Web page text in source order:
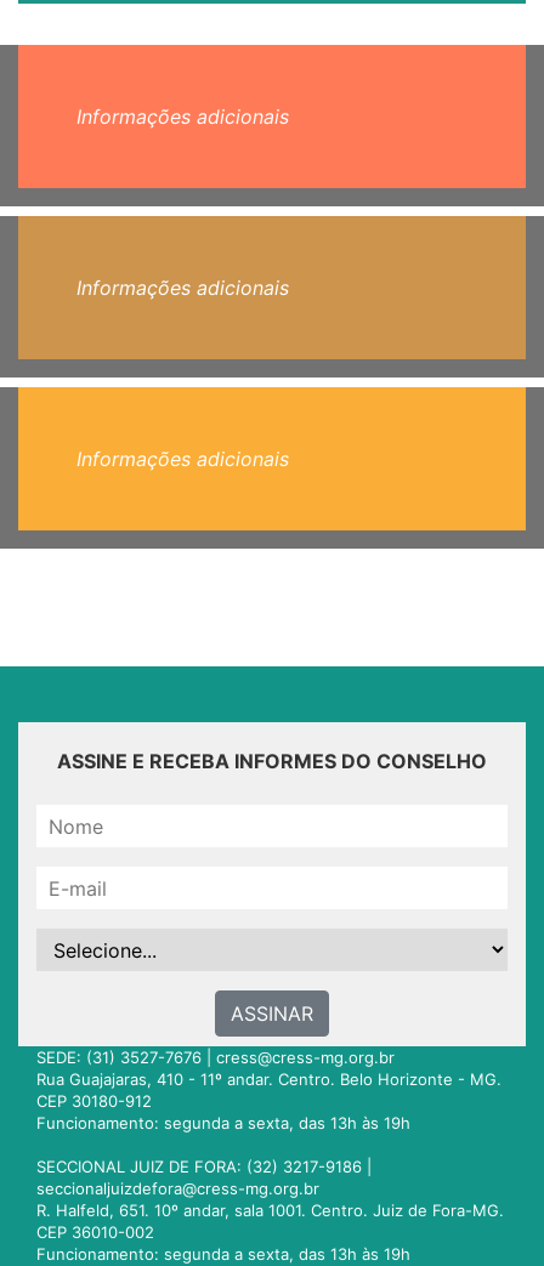
Informações adicionais
Informações adicionais
Informações adicionais
ASSINE E RECEBA INFORMES DO CONSELHO
ASSINAR
SEDE: (31) 3527-7676 | cress@cress-mg.org.br
Rua Guajajaras, 410 - 11º andar. Centro. Belo Horizonte - MG.
CEP 30180-912
Funcionamento: segunda a sexta, das 13h às 19h
SECCIONAL JUIZ DE FORA: (32) 3217-9186 |
seccionaljuizdefora@cress-mg.org.br
R. Halfeld, 651. 10º andar, sala 1001. Centro. Juiz de Fora-MG.
CEP 36010-002
Funcionamento: segunda a sexta, das 13h às 19h